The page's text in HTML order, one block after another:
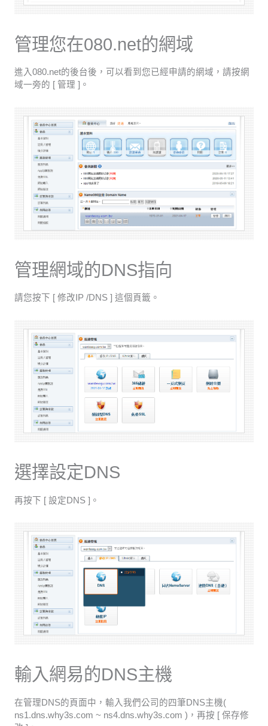
管理您在080.net的網域
進入080.net的後台後，可以看到您已經申請的網域，請按網
域一旁的 [ 管理 ]。
管理網域的DNS指向
請您按下 [ 修改IP /DNS ] 這個頁籤。
選擇設定DNS
再按下 [ 設定DNS ]。
輸入網易的DNS主機
在管理DNS的頁面中，輸入我們公司的四筆DNS主機(
ns1.dns.why3s.com ~ ns4.dns.why3s.com )，再按 [ 保存修